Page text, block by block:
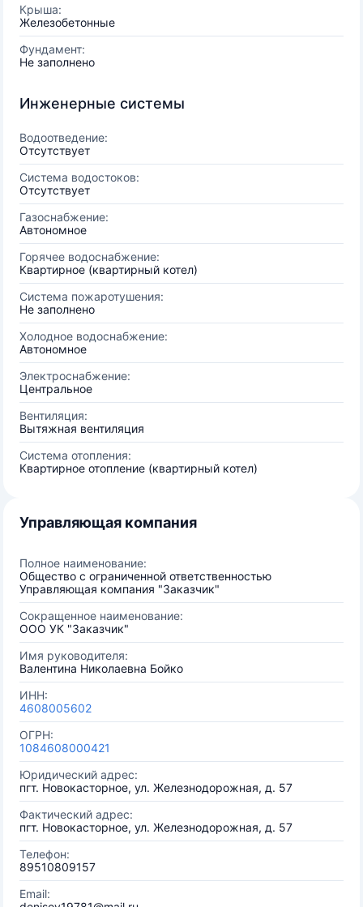
Крыша:
Железобетонные
Фундамент:
Не заполнено
Инженерные системы
Водоотведение:
Отсутствует
Система водостоков:
Отсутствует
Газоснабжение:
Автономное
Горячее водоснабжение:
Квартирное (квартирный котел)
Система пожаротушения:
Не заполнено
Холодное водоснабжение:
Автономное
Электроснабжение:
Центральное
Вентиляция:
Вытяжная вентиляция
Система отопления:
Квартирное отопление (квартирный котел)
Управляющая компания
Полное наименование:
Общество с ограниченной ответственностью
Управляющая компания "Заказчик"
Сокращенное наименование:
ООО УК "Заказчик"
Имя руководителя:
Валентина Николаевна Бойко
ИНН:
4608005602
ОГРН:
1084608000421
Юридический адрес:
пгт. Новокасторное, ул. Железнодорожная, д. 57
Фактический адрес:
пгт. Новокасторное, ул. Железнодорожная, д. 57
Телефон:
89510809157
Email: